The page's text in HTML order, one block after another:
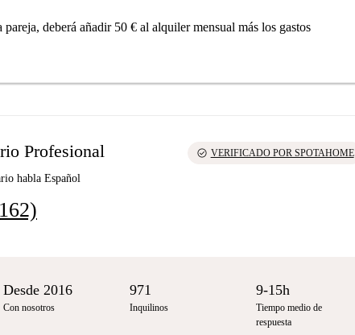
pareja, deberá añadir 50 € al alquiler mensual más los gastos
Profesional
habla Español
check_circle VERIFICADO POR SPOTAHOME
Desde 2016
Con nosotros
971
Inquilinos
9-15h
Tiempo medio de
respuesta